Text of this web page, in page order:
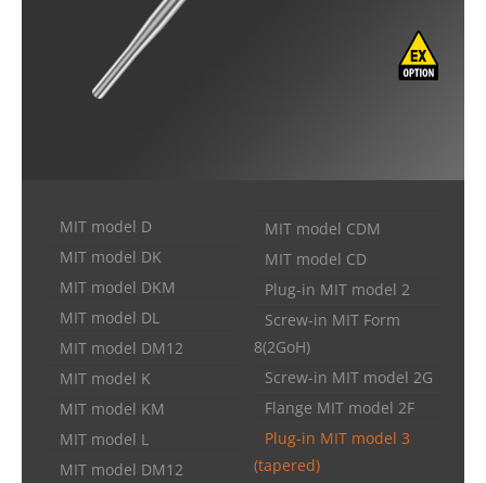
MIT model D
MIT model DK
MIT model DKM
MIT model DL
MIT model DM12
MIT model K
MIT model KM
MIT model L
MIT model DM12
MIT model CDM
MIT model CD
Plug-in MIT model 2
Screw-in MIT Form
8(2GoH)
Screw-in MIT model 2G
Flange MIT model 2F
Plug-in MIT model 3
(tapered)